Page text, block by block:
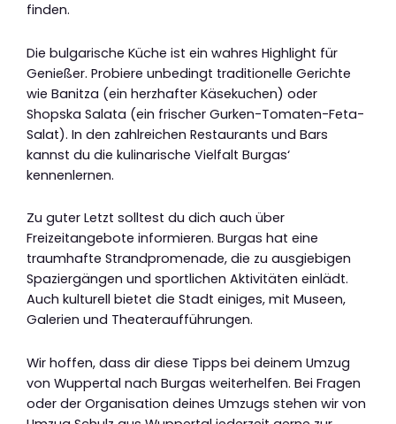
finden.
Die bulgarische Küche ist ein wahres Highlight für
Genießer. Probiere unbedingt traditionelle Gerichte
wie Banitza (ein herzhafter Käsekuchen) oder
Shopska Salata (ein frischer Gurken-Tomaten-Feta-
Salat). In den zahlreichen Restaurants und Bars
kannst du die kulinarische Vielfalt Burgas‘
kennenlernen.
Zu guter Letzt solltest du dich auch über
Freizeitangebote informieren. Burgas hat eine
traumhafte Strandpromenade, die zu ausgiebigen
Spaziergängen und sportlichen Aktivitäten einlädt.
Auch kulturell bietet die Stadt einiges, mit Museen,
Galerien und Theateraufführungen.
Wir hoffen, dass dir diese Tipps bei deinem Umzug
von Wuppertal nach Burgas weiterhelfen. Bei Fragen
oder der Organisation deines Umzugs stehen wir von